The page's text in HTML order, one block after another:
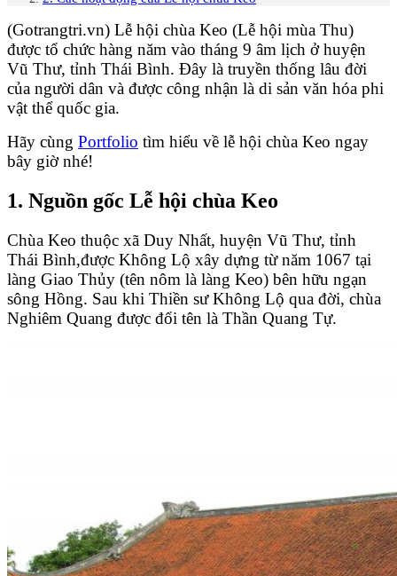
(Gotrangtri.vn) Lễ hội chùa Keo (Lễ hội mùa Thu)
được tổ chức hàng năm vào tháng 9 âm lịch ở huyện
Vũ Thư, tỉnh Thái Bình. Đây là truyền thống lâu đời
của người dân và được công nhận là di sản văn hóa phi
vật thể quốc gia.
Hãy cùng Portfolio tìm hiểu về lễ hội chùa Keo ngay
bây giờ nhé!
1. Nguồn gốc Lễ hội chùa Keo
Chùa Keo thuộc xã Duy Nhất, huyện Vũ Thư, tỉnh
Thái Bình,được Không Lộ xây dựng từ năm 1067 tại
làng Giao Thủy (tên nôm là làng Keo) bên hữu ngạn
sông Hồng. Sau khi Thiền sư Không Lộ qua đời, chùa
Nghiêm Quang được đổi tên là Thần Quang Tự.